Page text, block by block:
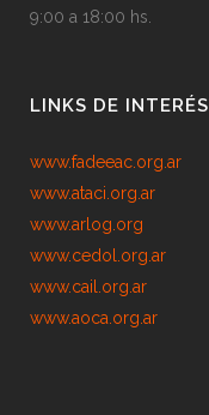
9:00 a 18:00 hs.
LINKS DE INTERÉS
www.fadeeac.org.ar
www.ataci.org.ar
www.arlog.org
www.cedol.org.ar
www.cail.org.ar
www.aoca.org.ar